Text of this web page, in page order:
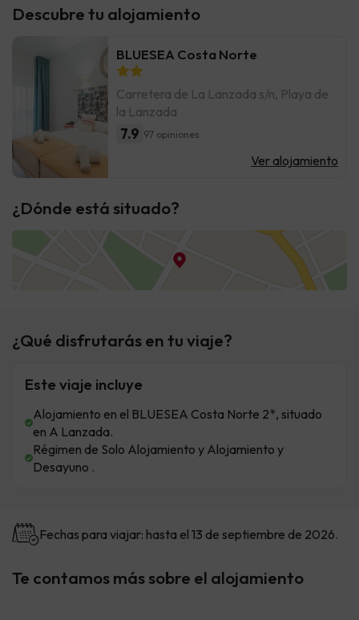
Descubre tu alojamiento
BLUESEA Costa Norte
Carretera de La Lanzada s/n, Playa de
la Lanzada
7.9 97 opiniones
Ver alojamiento
¿Dónde está situado?
¿Qué disfrutarás en tu viaje?
Este viaje incluye
Alojamiento en el BLUESEA Costa Norte 2*, situado
en A Lanzada.
Régimen de Solo Alojamiento y Alojamiento y
Desayuno .
Fechas para viajar: hasta el 13 de septiembre de 2026.
Te contamos más sobre el alojamiento